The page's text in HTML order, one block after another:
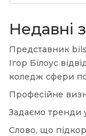
Недавні
Представник
Ігор Білоус
коледж сфери
Професійне
Задаємо тренди
Слово, що